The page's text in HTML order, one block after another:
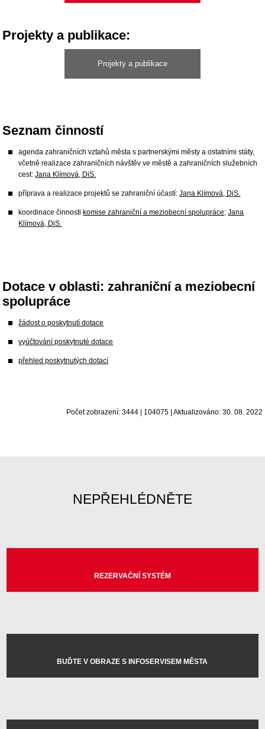
Projekty a publikace:
Projekty a publikace
Seznam činností
agenda zahraničních vztahů města s partnerskými městy a ostatními státy,
včetně realizace zahraničních návštěv ve městě a zahraničních služebních
cest:Jana Klímová, DiS.
příprava a realizace projektů se zahraniční účastí:Jana Klímová, DiS.
koordinace činnosti komise zahraniční a meziobecní spolupráce:Jana
Klímová, DiS.
Dotace v oblasti: zahraniční a meziobecní
spolupráce
žádost o poskytnutí dotace
vyúčtování poskytnuté dotace
přehled poskytnutých dotací
Počet zobrazení: 3444 | 104075 | Aktualizováno: 30. 08. 2022
NEPŘEHLÉDNĚTE
REZERVAČNÍ SYSTÉM
BUĎTE V OBRAZE S INFOSERVISEM MĚSTA